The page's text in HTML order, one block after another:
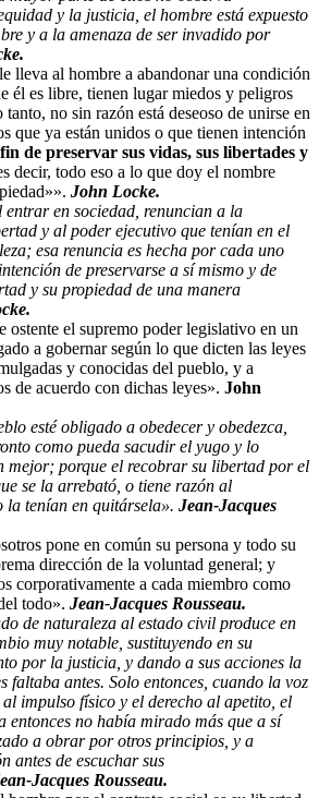
y la justicia, el hombre está expuesto
y a la amenaza de ser invadido por
lleva al hombre a abandonar una condición
él es libre, tienen lugar miedos y peligros
tanto, no sin razón está deseoso de unirse en
que ya están unidos o que tienen intención
de preservar sus vidas, sus libertades y
decir, todo eso a lo que doy el nombre
John Locke.
entrar en sociedad, renuncian a la
y al poder ejecutivo que tenían en el
esa renuncia es hecha por cada uno
de preservarse a sí mismo y de
y su propiedad de una manera
ostente el supremo poder legislativo en un
a gobernar según lo que dicten las leyes
y conocidas del pueblo, y a
de acuerdo con dichas leyes». John
esté obligado a obedecer y obedezca,
como pueda sacudir el yugo y lo
mejor; porque el recobrar su libertad por el
se la arrebató, o tiene razón al
la tenían en quitársela». Jean-Jacques
pone en común su persona y todo su
dirección de la voluntad general; y
corporativamente a cada miembro como
todo». Jean-Jacques Rousseau.
de naturaleza al estado civil produce en
muy notable, sustituyendo en su
por la justicia, y dando a sus acciones la
faltaba antes. Solo entonces, cuando la voz
al impulso físico y el derecho al apetito, el
entonces no había mirado más que a sí
a obrar por otros principios, y a
antes de escuchar sus
Jacques Rousseau.